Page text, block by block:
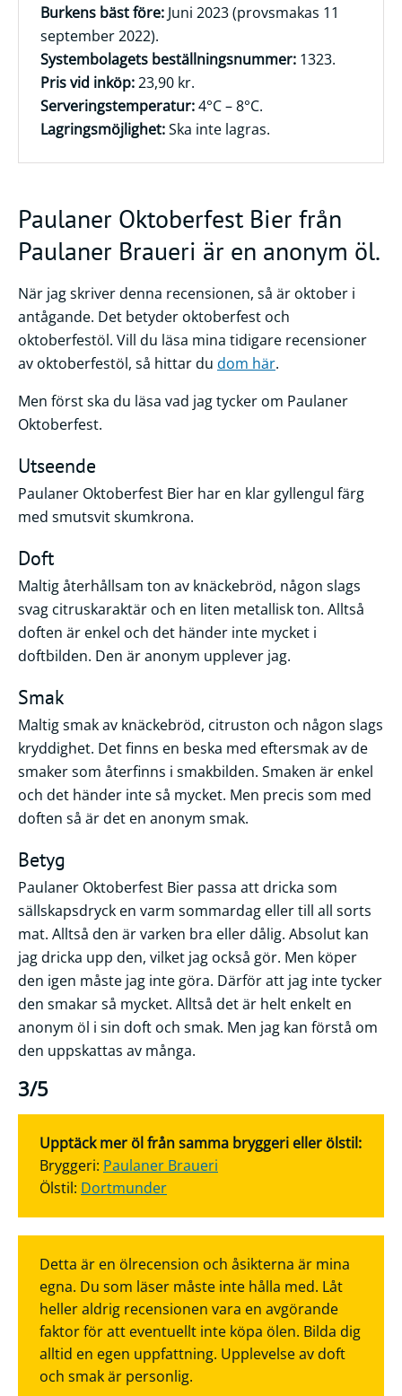
Burkens bäst före: Juni 2023 (provsmakas 11
september 2022).
Systembolagets beställningsnummer: 1323.
Pris vid inköp:23,90 kr.
Serveringstemperatur:4°C – 8°C.
Lagringsmöjlighet:Ska inte lagras.
Paulaner Oktoberfest Bier från
Paulaner Braueri är en anonym öl.
När jag skriver denna recensionen, så är oktober i
antågande. Det betyder oktoberfest och
oktoberfestöl. Vill du läsa mina tidigare recensioner
av oktoberfestöl, så hittar du dom här.
Men först ska du läsa vad jag tycker om Paulaner
Oktoberfest.
Utseende
Paulaner Oktoberfest Bier har en klar gyllengul färg
med smutsvit skumkrona.
Doft
Maltig återhållsam ton av knäckebröd, någon slags
svag citruskaraktär och en liten metallisk ton. Alltså
doften är enkel och det händer inte mycket i
doftbilden. Den är anonym upplever jag.
Smak
Maltig smak av knäckebröd, citruston och någon slags
kryddighet. Det finns en beska med eftersmak av de
smaker som återfinns i smakbilden. Smaken är enkel
och det händer inte så mycket. Men precis som med
doften så är det en anonym smak.
Betyg
Paulaner Oktoberfest Bier passa att dricka som
sällskapsdryck en varm sommardag eller till all sorts
mat. Alltså den är varken bra eller dålig. Absolut kan
jag dricka upp den, vilket jag också gör. Men köper
den igen måste jag inte göra. Därför att jag inte tycker
den smakar så mycket. Alltså det är helt enkelt en
anonym öl i sin doft och smak. Men jag kan förstå om
den uppskattas av många.
3/5
Upptäck mer öl från samma bryggeri eller ölstil:
Bryggeri: Paulaner Braueri
Ölstil: Dortmunder
Detta är en ölrecension och åsikterna är mina
egna. Du som läser måste inte hålla med. Låt
heller aldrig recensionen vara en avgörande
faktor för att eventuellt inte köpa ölen. Bilda dig
alltid en egen uppfattning. Upplevelse av doft
och smak är personlig.